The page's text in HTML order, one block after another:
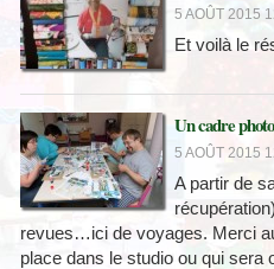
5 AOÛT 2015
Et voilà le
Un cadre
5 AOÛT 2015
A partir de
revues…ici de voyages. Merci
place dans le studio ou qui